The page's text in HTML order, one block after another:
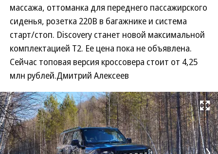
массажа, оттоманка для переднего пассажирского
сиденья, розетка 220В в багажнике и система
старт/стоп. Discovery станет новой максимальной
комплектацией T2. Ее цена пока не объявлена.
Сейчас топовая версия кроссовера стоит от 4,25
млн рублей.Дмитрий Алексеев
Развернуть